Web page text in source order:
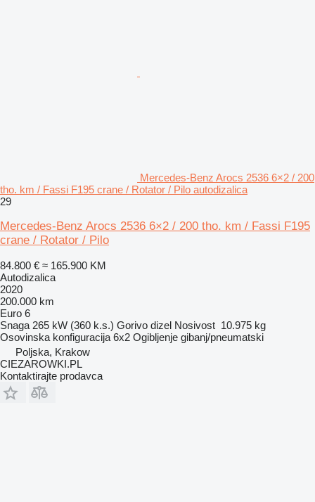
Mercedes-Benz Arocs 2536 6×2 / 200
tho. km / Fassi F195 crane / Rotator / Pilo autodizalica
29
Mercedes-Benz Arocs 2536 6×2 / 200 tho. km / Fassi F195
crane / Rotator / Pilo
84.800 € ≈ 165.900 KM
Autodizalica
2020
200.000 km
Euro 6
Snaga 265 kW (360 k.s.) Gorivo dizel Nosivost 10.975 kg
Osovinska konfiguracija 6x2 Ogibljenje gibanj/pneumatski
Poljska, Krakow
CIEZAROWKI.PL
Kontaktirajte prodavca